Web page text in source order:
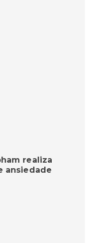
realiza
ansiedade